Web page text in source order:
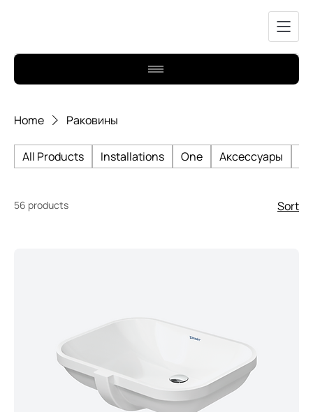
Home Раковины
All Products Installations One Аксессуары
56 products Sort